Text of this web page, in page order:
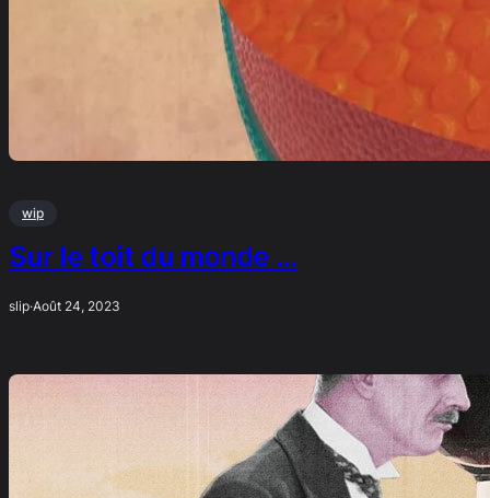
wip
Sur le toit du monde …
slip·Août 24, 2023